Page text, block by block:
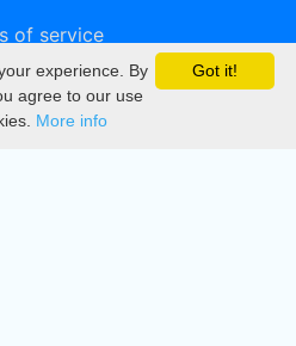
of service
DMCA
Got it!
experience. By
agree to our use
More info